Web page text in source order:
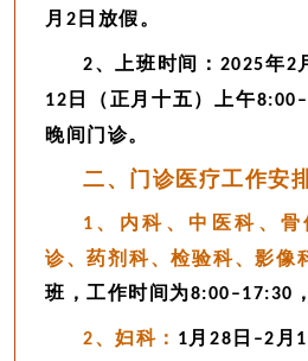
月 2 日放假。
2、上班时间： 2025年2
12 日（正月十五） 上午8:00–
晚间 门诊。
二、门诊医疗工作安
1 、内科、中医科、骨
诊、药剂科、检验科、影像
班，工作时间为8:00–17:30
2、妇科： 1 月28 日 –2 月 1